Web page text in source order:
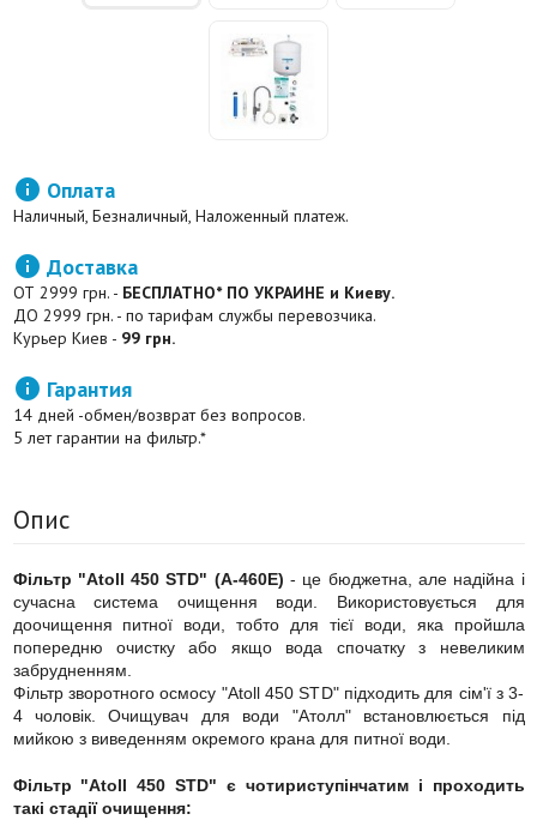
 Оплата
Наличный, Безналичный, Наложенный платеж.
 Доставка
ОТ 2999 грн. - БЕСПЛАТНО* ПО УКРАИНЕ и Киеву.
ДО 2999 грн. - по тарифам службы перевозчика.
Курьер Киев - 99 грн.
 Гарантия
14 дней -обмен/возврат без вопросов.
5 лет гарантии на фильтр.*
Опис
Фільтр "Atoll 450 STD" (A-460E) - це бюджетна, але надійна і
сучасна система очищення води. Використовується для
доочищення питної води, тобто для тієї води, яка пройшла
попередню очистку або якщо вода спочатку з невеликим
забрудненням.
Фільтр зворотного осмосу "Atoll 450 STD" підходить для сім'ї з 3-
4 чоловік. Очищувач для води "Атолл" встановлюється під
мийкою з виведенням окремого крана для питної води.
Фільтр "Atoll 450 STD" є чотириступінчатим і проходить
такі стадії очищення: